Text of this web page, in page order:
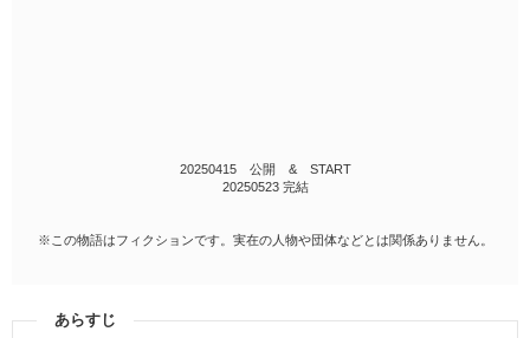
20250415 公開 & START
20250523 完結
※この物語はフィクションです。実在の人物や団体などとは関係ありません。
あらすじ